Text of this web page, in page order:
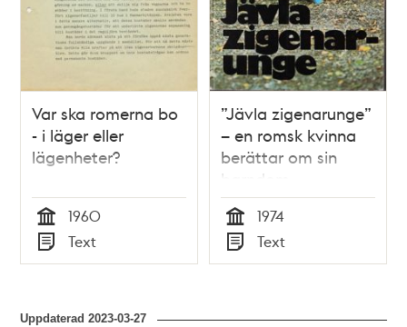
Var ska romerna bo
- i läger eller
lägenheter?
Tid
1960
Typ
Text
”Jävla zigenarunge”
– en romsk kvinna
berättar om sin
barndom
Tid
1974
Typ
Text
Uppdaterad2023-03-27